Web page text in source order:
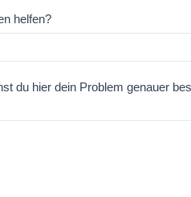
helfen?
du hier dein Problem genauer